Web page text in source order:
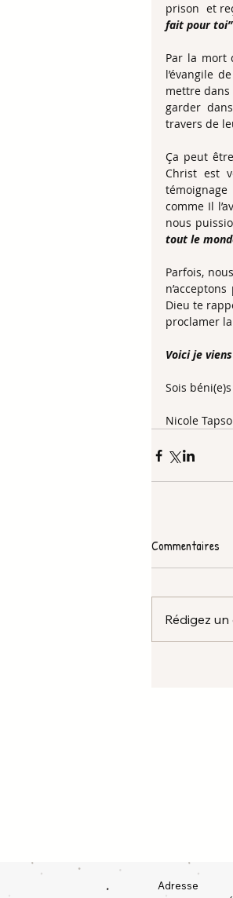
prison  et
fait pour
Par la mort
l’évangile
mettre dans
garder
travers de
Ça peut
Christ est
comme Il
nous
tout le
Parfois,
Dieu te
proclamer
Voici je
Sois béni(e)s
Nicole
Commentaires
Rédigez un
Adresse